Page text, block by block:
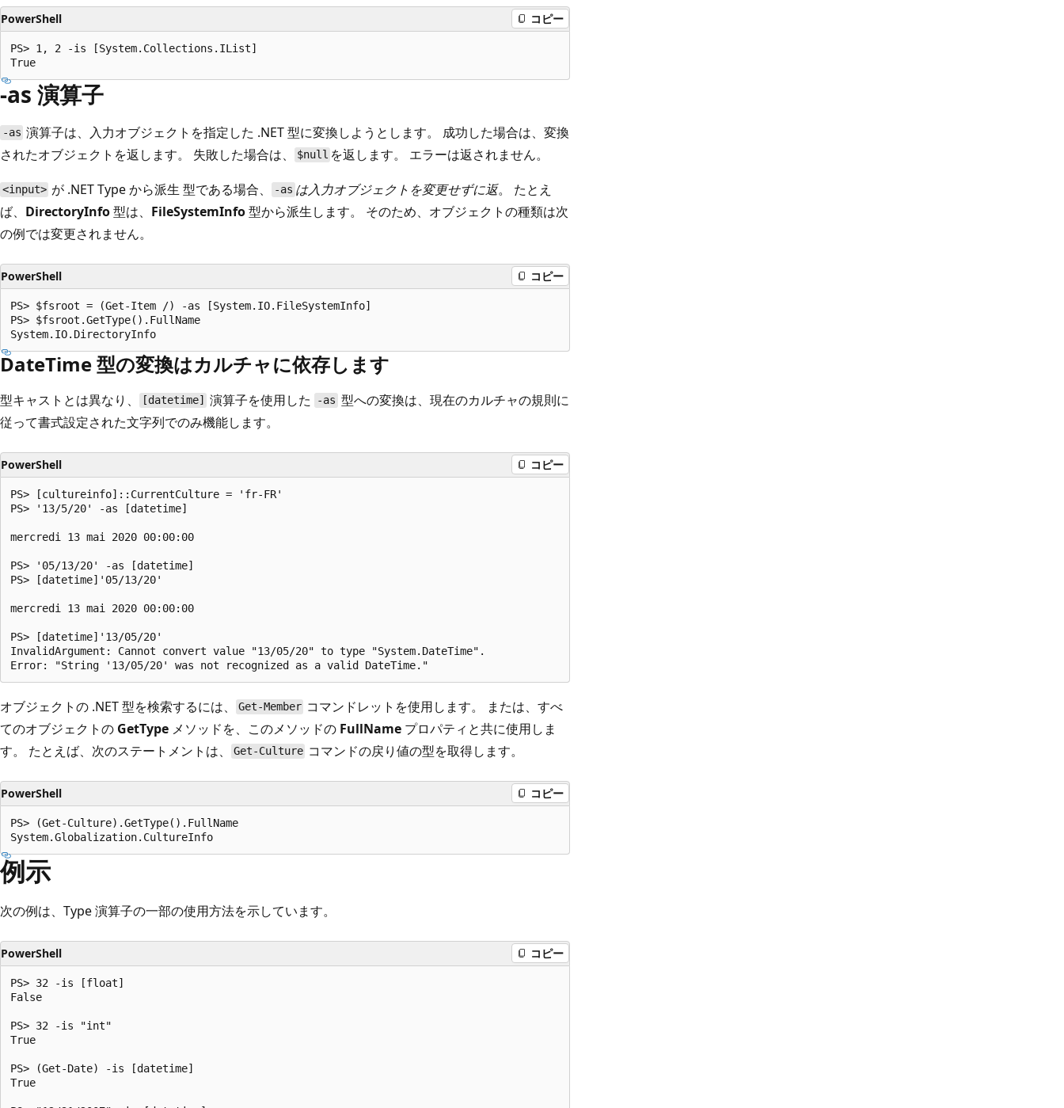
PowerShell コピー
PS> 1, 2 -is [System.Collections.IList]
-as 演算子
-as 演算子は、入力オブジェクトを指定した .NET 型に変換しようとします。 成功した場合は、変換
されたオブジェクトを返します。 失敗した場合は、
$null を返します。 エラーは返されません。
<input> が .NET Type から派生型である場合、 -as は入力オブジェクトを変更せずに返。 たとえ
ば、 DirectoryInfo型は、 FileSystemInfo型から派生します。 そのため、オブジェクトの種類は次
の例では変更されません。
PowerShell コピー
PS> $fsroot = (Get-Item /) -as [System.IO.FileSystemInfo]
PS> $fsroot.GetType().FullName
DateTime 型の変換はカルチャに依存します
型キャストとは異なり、 [datetime] 演算子を使用した -as 型への変換は、現在のカルチャの規則に
従って書式設定された文字列でのみ機能します。
PowerShell コピー
PS> [cultureinfo]::CurrentCulture = 'fr-FR'
PS> '13/5/20' -as [datetime]
mercredi 13 mai 2020 00:00:00
PS> '05/13/20' -as [datetime]
PS> [datetime]'05/13/20'
mercredi 13 mai 2020 00:00:00
PS> [datetime]'13/05/20'
InvalidArgument: Cannot convert value "13/05/20" to type "System.DateTime".
オブジェクトの .NET 型を検索するには、 Get-Member コマンドレットを使用します。 または、すべ
てのオブジェクトの GetType メソッドを、このメソッドの FullName プロパティと共に使用しま
す。 たとえば、次のステートメントは、
Get-Culture コマンドの戻り値の型を取得します。
PowerShell コピー
PS> (Get-Culture).GetType().FullName
例示
次の例は、Type 演算子の一部の使用方法を示しています。
PowerShell コピー
PS> 32 -is [float]
False
PS> 32 -is "int"
True
PS> (Get-Date) -is [datetime]
True